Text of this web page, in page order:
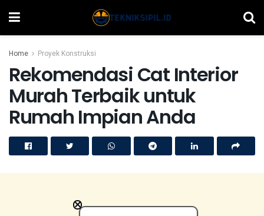
Home Proyek Konstruksi
Rekomendasi Cat Interior
Murah Terbaik untuk
Rumah Impian Anda
×